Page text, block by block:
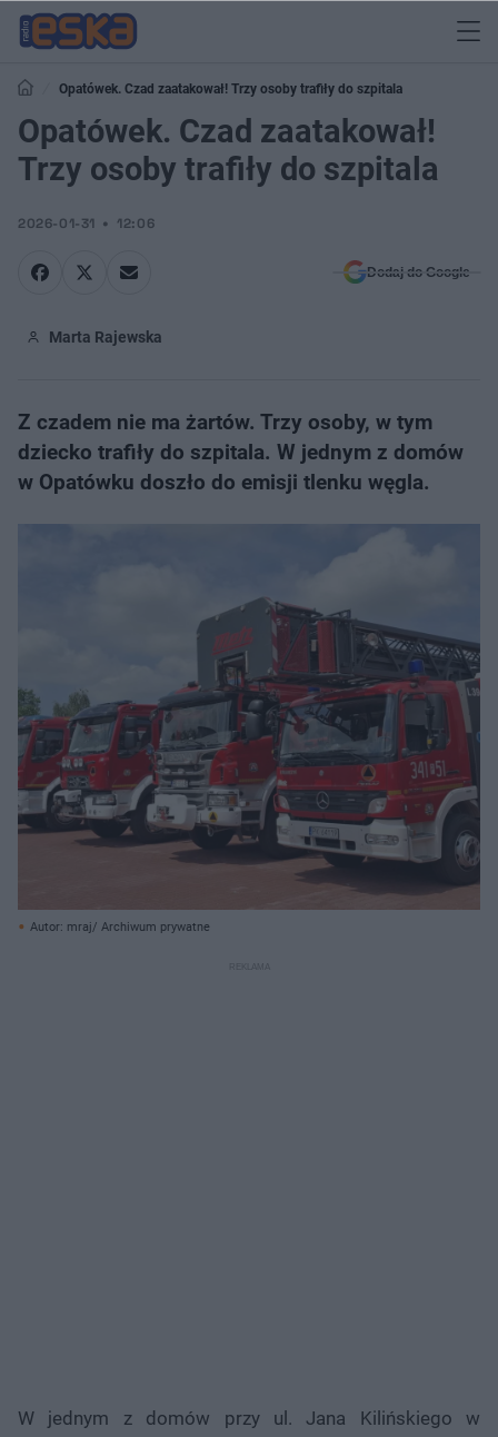
Opatówek. Czad zaatakował! Trzy osoby trafiły do szpitala
Opatówek. Czad zaatakował!
Trzy osoby trafiły do szpitala
2026-01-31 12:06
Dodaj do Google
Marta Rajewska
Z czadem nie ma żartów. Trzy osoby, w tym
dziecko trafiły do szpitala. W jednym z domów
w Opatówku doszło do emisji tlenku węgla.
Autor: mraj/ Archiwum prywatne
W jednym z domów przy ul. Jana Kilińskiego w